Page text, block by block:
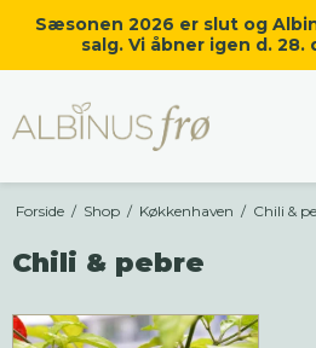
Sæsonen 2026 er slut og
salg. Vi åbner igen d. 28.
Forside / Shop / Køkkenhaven / Chili &
Chili & pebre